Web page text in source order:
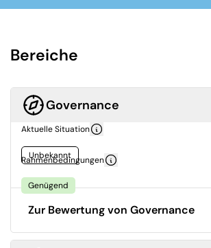
Bereiche
Governance
Aktuelle Situation
Unbekannt
Rahmenbedingungen
Genügend
Zur Bewertung von Governance